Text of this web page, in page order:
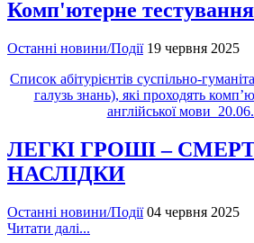
Комп'ютерне тестування
Останні новини/Події 19 червня 2025
Список абітурієнтів суспільно-
галузь знань), які проходять
англійської мови
ЛЕГКІ ГРОШІ –
НАСЛІДКИ
Останні новини/Події 04 червня 2025
Читати далі...